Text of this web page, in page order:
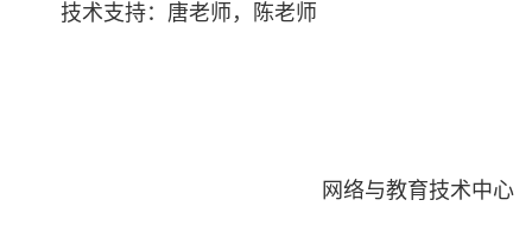
技术支持：唐老师，陈老师
网络与教育技术中心